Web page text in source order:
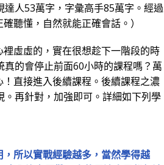
人53萬字，字彙高手85萬字。經過
聽懂，自然就能正確會話。）
虛虛的，實在很想趁下一階段的時
的會停止前面60小時的課程嗎？萬
直接進入後續課程。後續課程之濃
再針對，加強即可。詳細如下列學
所以實戰經驗越多，當然學得越